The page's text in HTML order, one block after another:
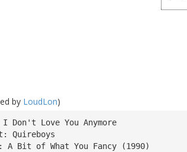
by LoudLon)
I Don't Love You Anymore
Quireboys
A Bit of What You Fancy (1990)